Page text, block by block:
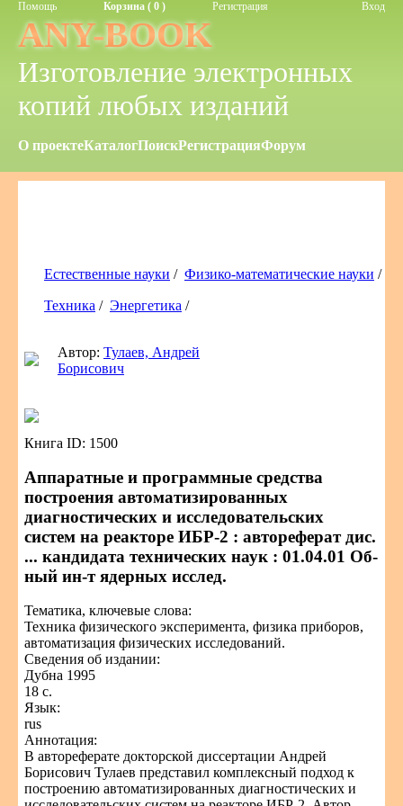
Помощь Корзина ( 0 ) Регистрация Вход
ANY-BOOK
Изготовление электронных
копий любых изданий
О проектеКаталогПоискРегистрацияФорум
Естественные науки / Физико-математические науки /
Техника / Энергетика /
Автор: Тулаев, Андрей
Борисович
Книга ID: 1500
Аппаратные и программные средства
построения автоматизированных
диагностических и исследовательских
систем на реакторе ИБР-2 : автореферат дис.
... кандидата технических наук : 01.04.01 Об-
ный ин-т ядерных исслед.
Тематика, ключевые слова:
Техника физического эксперимента, физика приборов,
автоматизация физических исследований.
Сведения об издании:
Дубна 1995
18 с.
Язык:
rus
Аннотация:
В автореферате докторской диссертации Андрей
Борисович Тулаев представил комплексный подход к
построению автоматизированных диагностических и